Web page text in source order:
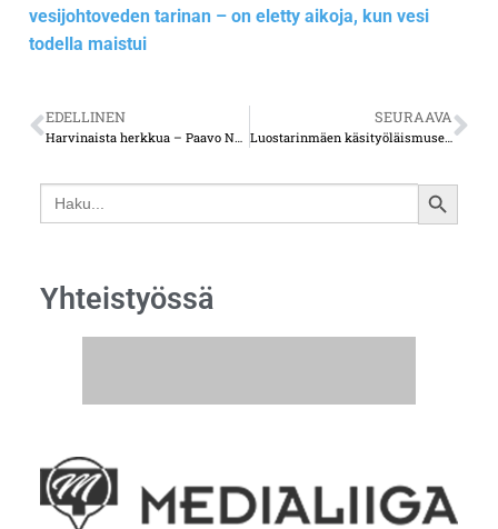
vesijohtoveden tarinan – on eletty aikoja, kun vesi
todella maistui
EDELLINEN
Harvinaista herkkua – Paavo Nurmen kotitalo Turussa avoinna suurjuoksijan syntymäpäivänä
SEURAAVA
Luostarinmäen käsityöläismuseo on eräs Suomen tärkeimmistä matkailukohteista
Search
for:
SEARCH
Yhteistyössä